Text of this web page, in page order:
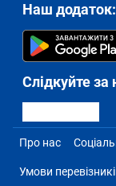
Наш додаток:
Слідкуйте за
Про нас
Умови